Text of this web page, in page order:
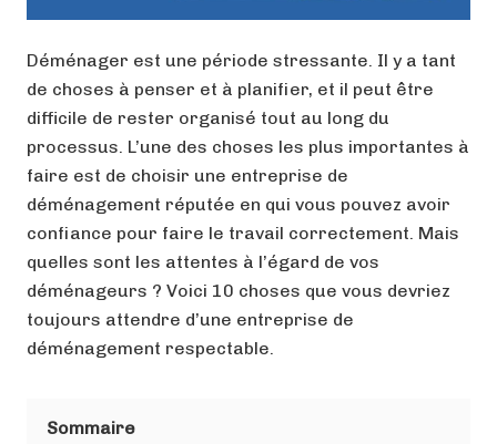
Déménager est une période stressante. Il y a tant
de choses à penser et à planifier, et il peut être
difficile de rester organisé tout au long du
processus. L’une des choses les plus importantes à
faire est de choisir une entreprise de
déménagement réputée en qui vous pouvez avoir
confiance pour faire le travail correctement. Mais
quelles sont les attentes à l’égard de vos
déménageurs ? Voici 10 choses que vous devriez
toujours attendre d’une entreprise de
déménagement respectable.
Sommaire